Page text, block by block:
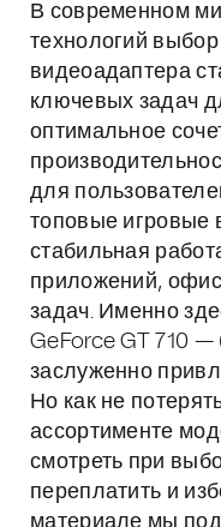
В современном
технологий
видеоадаптера
ключевых задач
оптимальное
для
топовые игровые
стабильная
приложений,
задач. Именно
GeForce GT 710
заслуженно
Но как не
ассортименте
смотреть при
переплатить и
материале мы